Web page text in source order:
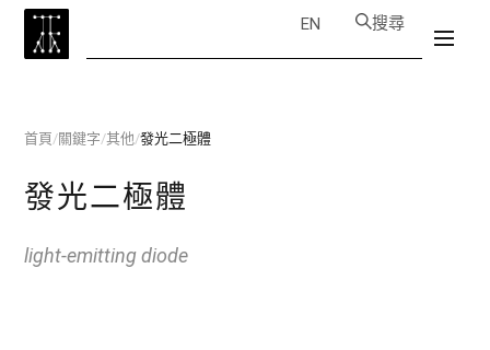
EN 搜尋
首頁/關鍵字/其他/發光二極體
發光二極體
light-emitting diode